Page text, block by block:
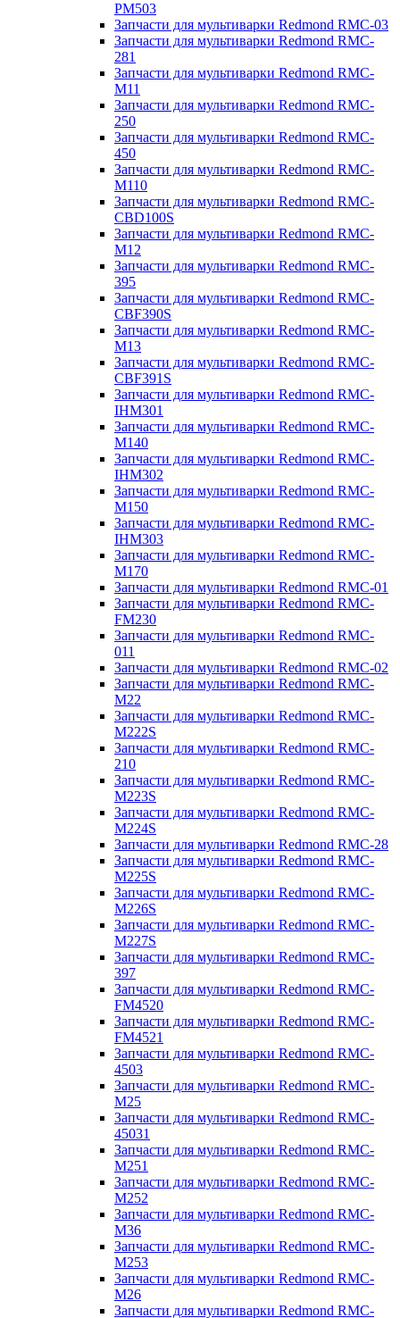
PM503
Запчасти для мультиварки Redmond RMC-03
Запчасти для мультиварки Redmond RMC-
281
Запчасти для мультиварки Redmond RMC-
M11
Запчасти для мультиварки Redmond RMC-
250
Запчасти для мультиварки Redmond RMC-
450
Запчасти для мультиварки Redmond RMC-
M110
Запчасти для мультиварки Redmond RMC-
CBD100S
Запчасти для мультиварки Redmond RMC-
M12
Запчасти для мультиварки Redmond RMC-
395
Запчасти для мультиварки Redmond RMC-
CBF390S
Запчасти для мультиварки Redmond RMC-
M13
Запчасти для мультиварки Redmond RMC-
CBF391S
Запчасти для мультиварки Redmond RMC-
IHM301
Запчасти для мультиварки Redmond RMC-
M140
Запчасти для мультиварки Redmond RMC-
IHM302
Запчасти для мультиварки Redmond RMC-
M150
Запчасти для мультиварки Redmond RMC-
IHM303
Запчасти для мультиварки Redmond RMC-
M170
Запчасти для мультиварки Redmond RMC-01
Запчасти для мультиварки Redmond RMC-
FM230
Запчасти для мультиварки Redmond RMC-
011
Запчасти для мультиварки Redmond RMC-02
Запчасти для мультиварки Redmond RMC-
M22
Запчасти для мультиварки Redmond RMC-
M222S
Запчасти для мультиварки Redmond RMC-
210
Запчасти для мультиварки Redmond RMC-
M223S
Запчасти для мультиварки Redmond RMC-
M224S
Запчасти для мультиварки Redmond RMC-28
Запчасти для мультиварки Redmond RMC-
M225S
Запчасти для мультиварки Redmond RMC-
M226S
Запчасти для мультиварки Redmond RMC-
M227S
Запчасти для мультиварки Redmond RMC-
397
Запчасти для мультиварки Redmond RMC-
FM4520
Запчасти для мультиварки Redmond RMC-
FM4521
Запчасти для мультиварки Redmond RMC-
4503
Запчасти для мультиварки Redmond RMC-
M25
Запчасти для мультиварки Redmond RMC-
45031
Запчасти для мультиварки Redmond RMC-
M251
Запчасти для мультиварки Redmond RMC-
M252
Запчасти для мультиварки Redmond RMC-
M36
Запчасти для мультиварки Redmond RMC-
M253
Запчасти для мультиварки Redmond RMC-
M26
Запчасти для мультиварки Redmond RMC-